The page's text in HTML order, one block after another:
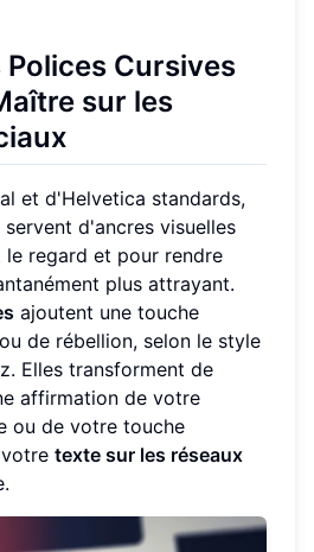
Cursives
sur les
et d'Helvetica standards,
d'ancres visuelles
le regard et pour rendre
plus attrayant.
ajoutent une touche
de rébellion, selon le style
Elles transforment de
affirmation de votre
ou de votre touche
texte sur les réseaux